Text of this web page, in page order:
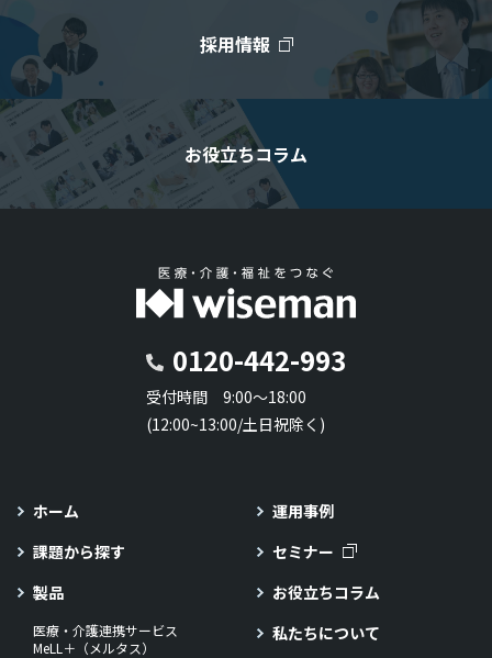
採用情報
お役立ちコラム
0120-442-993
受付時間 9:00～18:00
(12:00~13:00/土日祝除く)
ホーム
課題から探す
製品
医療・介護連携サービス
MeLL＋（メルタス）
運用事例
セミナー
お役立ちコラム
私たちについて